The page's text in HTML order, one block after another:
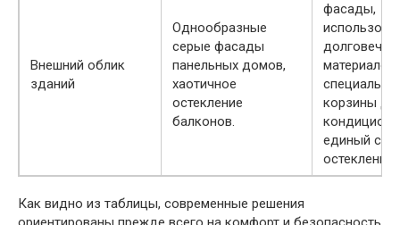
Внешний облик
зданий
Однообразные
серые фасады
панельных домов,
хаотичное
остекление
балконов.
фасады,
материалов,
корзины
единый
остекления.
Как видно из таблицы, современные решения